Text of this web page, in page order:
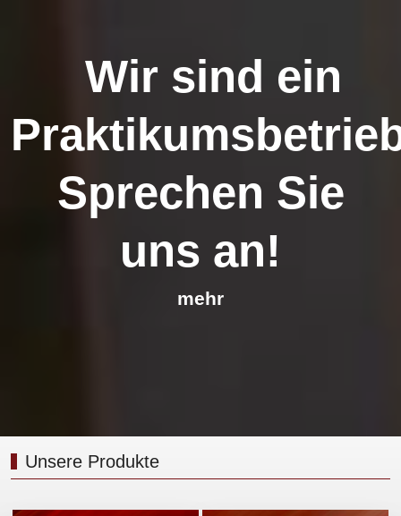
Wir sind ein
Sprechen Sie
uns an!
mehr
Unsere Produkte